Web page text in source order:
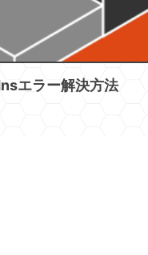
エラー解決方法